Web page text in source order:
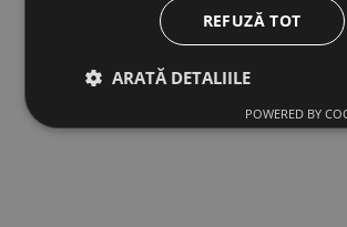
REFUZĂ TOT
ARATĂ DETALIILE
POWERED BY